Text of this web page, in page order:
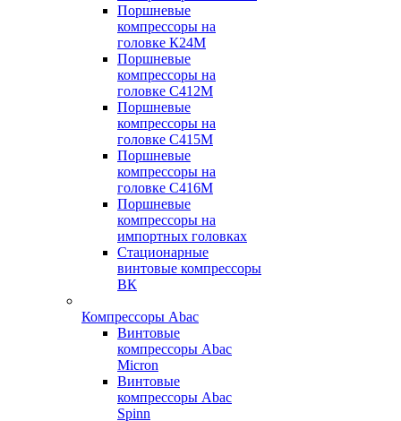
Поршневые
компрессоры на
головке К24М
Поршневые
компрессоры на
головке С412М
Поршневые
компрессоры на
головке С415М
Поршневые
компрессоры на
головке С416М
Поршневые
компрессоры на
импортных головках
Стационарные
винтовые компрессоры
ВК
Компрессоры Abac
Винтовые
компрессоры Abac
Micron
Винтовые
компрессоры Abac
Spinn